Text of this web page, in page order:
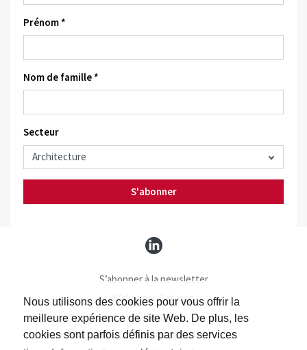
Nous utilisons des cookies pour vous offrir la
meilleure expérience de site Web. De plus, les
cookies sont parfois définis par des services
Prénom *
Nom de famille *
Secteur
S'abonner
S’abonner à la newsletter
S’abonner Batimag
Contact
Impressum